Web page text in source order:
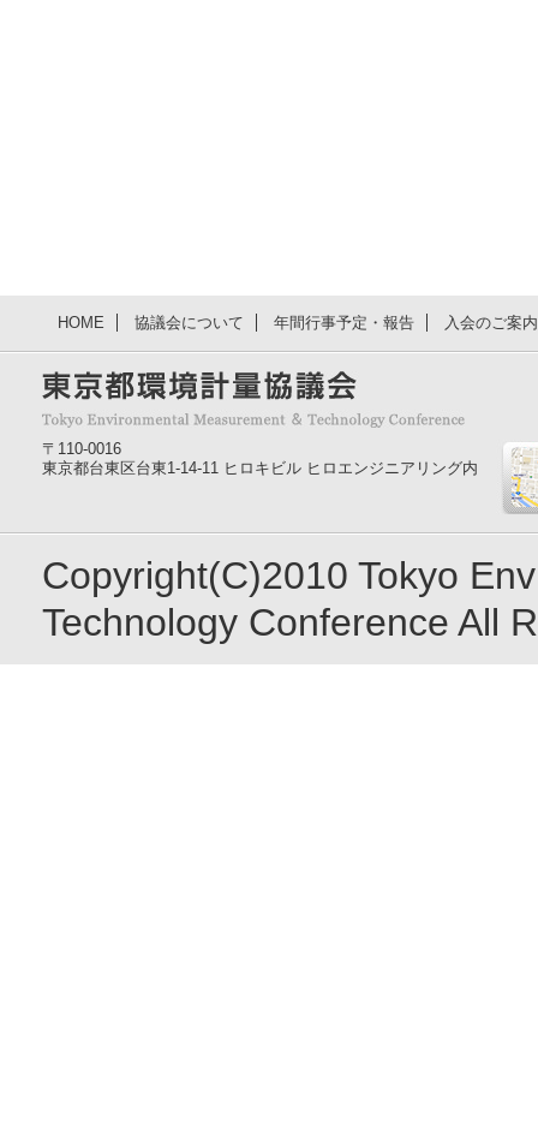
HOME 協議会について 年間行事予定・報告 入会のご案
〒110-0016
東京都台東区台東1-14-11 ヒロキビル ヒロエンジニアリング内
Copyright(C)2010 Tokyo
Technology Conference All